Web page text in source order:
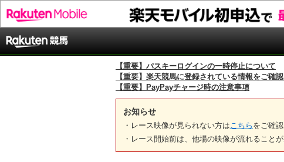
【重要】パスキーログインの一時停止について
【重要】楽天競馬に登録されている情報をご確
【重要】PayPayチャージ時の注意事項
お知らせ
・レース映像が見られない方は こちら をご確認
・レース開始前は、他場の映像が流れることが